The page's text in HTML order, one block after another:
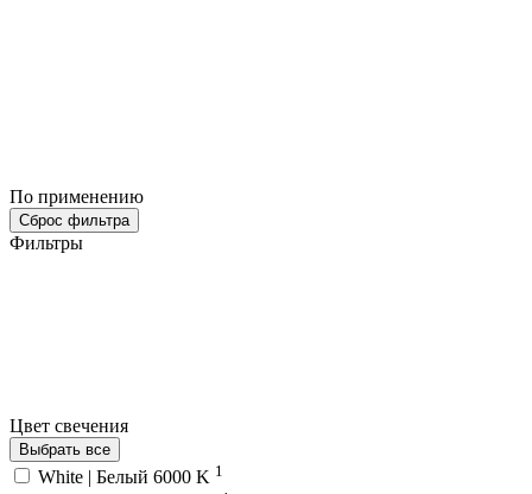
По применению
Сброс фильтра
Фильтры
Цвет свечения
Выбрать все
White | Белый 6000 K 1